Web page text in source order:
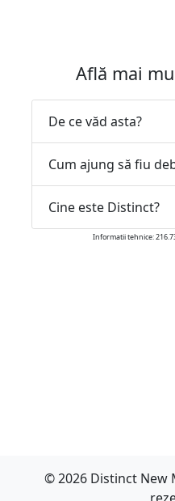
Află mai
De ce văd asta?
Cum ajung să fiu
Cine este Distinct?
Informatii tehnice:
© 2026 Distinct New